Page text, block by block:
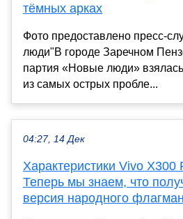
тёмных арках
Фото предоставлено пресс-
люди"В городе Заречном
партия «Новые люди»
из самых острых пробле...
04:27, 14 Дек
Характеристики Vivo X300
Теперь мы знаем, что
версия народного